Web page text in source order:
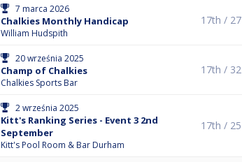
7 marca 2026
Chalkies Monthly Handicap
William Hudspith
17th / 27
20 września 2025
Champ of Chalkies
Chalkies Sports Bar
17th / 32
2 września 2025
Kitt's Ranking Series - Event 3 2nd
September
Kitt's Pool Room & Bar Durham
17th / 25